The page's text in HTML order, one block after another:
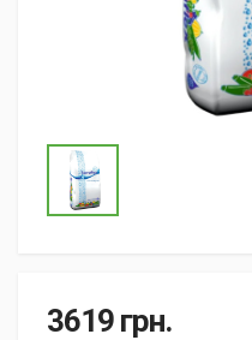
3619 грн.